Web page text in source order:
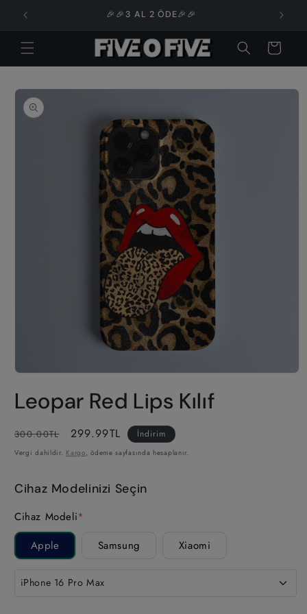
İçeriğe
atla
🎉🎉3 AL 2 ÖDE🎉🎉
Sepet
Ürün
bilgisine
atla
modda
oynatın
Leopar Red Lips Kılıf
Normal
fiyat
300.00TL
İndirimli
fiyat
299.99TL İndirim
Vergi dahildir. Kargo, ödeme sayfasında hesaplanır.
Cihaz Modelinizi Seçin
Cihaz Modeli*
Apple
Samsung Xiaomi
iPhone 16 Pro Max